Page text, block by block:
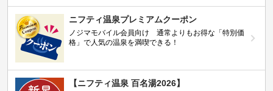
ニフティ温泉プレミアムクーポン
ノジマモバイル会員向け 通常よりもお得な「特別価
格」で人気の温泉を満喫できる！
【ニフティ温泉 百名湯2026】